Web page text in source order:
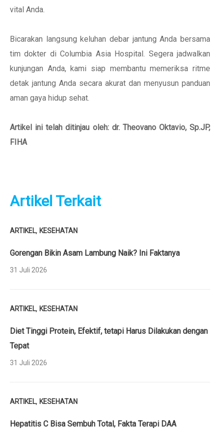
vital Anda.
Bicarakan langsung keluhan debar jantung Anda bersama
tim dokter di Columbia Asia Hospital. Segera jadwalkan
kunjungan Anda, kami siap membantu memeriksa ritme
detak jantung Anda secara akurat dan menyusun panduan
aman gaya hidup sehat.
Artikel ini telah ditinjau oleh: dr. Theovano Oktavio, Sp.JP,
FIHA
Artikel Terkait
ARTIKEL, KESEHATAN
Gorengan Bikin Asam Lambung Naik? Ini Faktanya
31 Juli 2026
ARTIKEL, KESEHATAN
Diet Tinggi Protein, Efektif, tetapi Harus Dilakukan dengan
Tepat
31 Juli 2026
ARTIKEL, KESEHATAN
Hepatitis C Bisa Sembuh Total, Fakta Terapi DAA